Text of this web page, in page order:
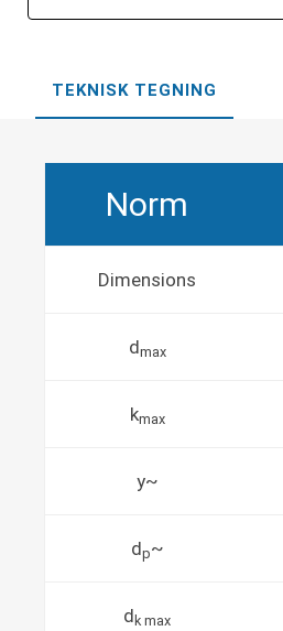
TEKNISK TEGNING
Norm
Dimensions
dmax
kmax
y~
dp~
d k max